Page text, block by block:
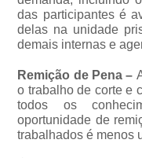
das participantes é
delas na unidade
demais internas e
Remição de Pena –
o trabalho de corte e
todos os
oportunidade de
trabalhados é menos